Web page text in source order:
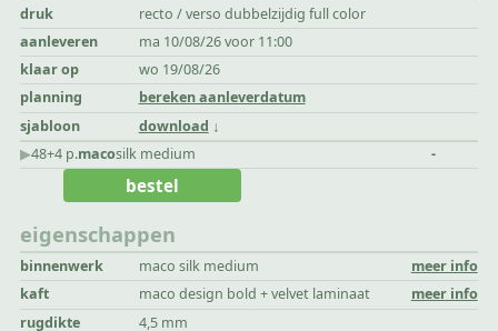
druk
recto / verso dubbelzijdig full color
aanleveren
ma 10/08/26 voor 11:00
klaar op
wo 19/08/26
planning
bereken aanleverdatum
sjabloon
download
▶︎48+4 p.macosilk medium -
eigenschappen
binnenwerk maco silk medium
meer info
kaft
maco design bold + velvet laminaat
meer info
rugdikte
4,5 mm
bestel